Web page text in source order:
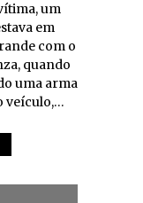
um
em
com o
quando
uma arma
veículo,…